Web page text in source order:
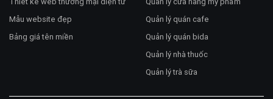
Mẫu website đẹp
Bảng giá tên miền
Quản lý quán cafe
Quản lý quán bida
Quản lý nhà thuốc
Quản lý trà sữa